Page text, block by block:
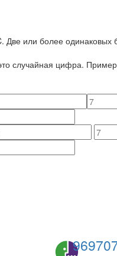
Две или более
случайная цифра.